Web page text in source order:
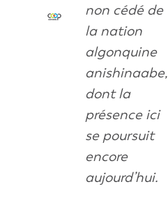
non cédé de
la nation
algonquine
anishinaabe,
dont la
présence ici
se poursuit
encore
aujourd’hui.